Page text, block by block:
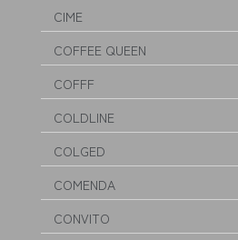
CIME
COFFEE QUEEN
COFFF
COLDLINE
COLGED
COMENDA
CONVITO